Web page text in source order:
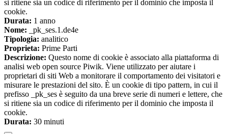
si ritiene sia un codice di riferimento per il dominio che imposta il
cookie.
Durata: 1 anno
Nome: _pk_ses.1.de4e
Tipologia: analitico
Proprieta: Prime Parti
Descrizione: Questo nome di cookie è associato alla piattaforma di
analisi web open source Piwik. Viene utilizzato per aiutare i
proprietari di siti Web a monitorare il comportamento dei visitatori e
misurare le prestazioni del sito. È un cookie di tipo pattern, in cui il
prefisso _pk_ses è seguito da una breve serie di numeri e lettere, che
si ritiene sia un codice di riferimento per il dominio che imposta il
cookie.
Durata: 30 minuti